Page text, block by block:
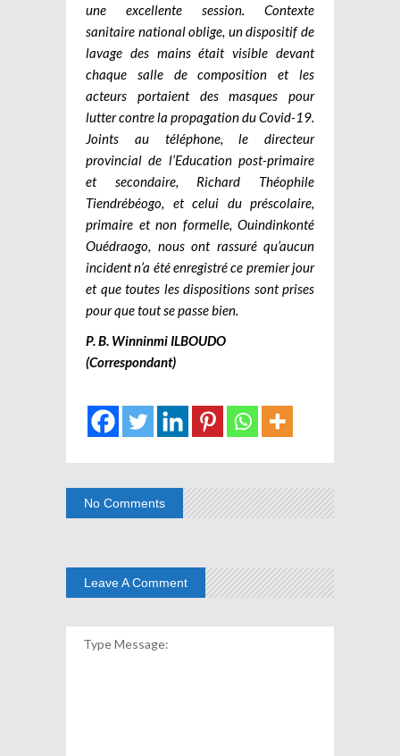
une excellente session. Contexte
sanitaire national oblige, un dispositif de
lavage des mains était visible devant
chaque salle de composition et les
acteurs portaient des masques pour
lutter contre la propagation du Covid-19.
Joints au téléphone, le directeur
provincial de l’Education post-primaire
et secondaire, Richard Théophile
Tiendrébéogo, et celui du préscolaire,
primaire et non formelle, Ouindinkonté
Ouédraogo, nous ont rassuré qu’aucun
incident n’a été enregistré ce premier jour
et que toutes les dispositions sont prises
pour que tout se passe bien.
P. B. Winninmi ILBOUDO
(Correspondant)
No Comments
Leave A Comment